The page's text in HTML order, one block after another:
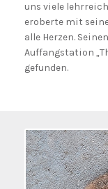
uns viele
eroberte mit
alle Herzen.
Auffangstation
gefunden.